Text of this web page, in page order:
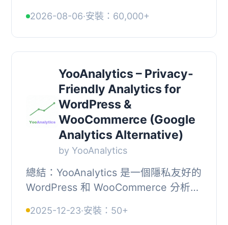
有效的網站訪客分析，無需第三方服
務，並符合 GD...
2026-08-06·安裝：60,000+
YooAnalytics – Privacy-
Friendly Analytics for
WordPress &
WooCommerce (Google
Analytics Alternative)
by YooAnalytics
總結：YooAnalytics 是一個隱私友好的
WordPress 和 WooCommerce 分析外
替代品。使用 YooAnalytics 可追蹤訪
2025-12-23·安裝：50+